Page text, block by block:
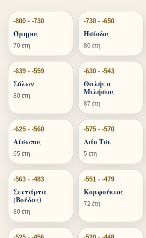
-800 - -730
Όμηρος
70 έτη
-730 - -650
Ησίοδος
80 έτη
-639 - -559
Σόλων
80 έτη
-630 - -543
Θαλής ο
Μιλήσιος
87 έτη
-625 - -560
Αίσωπος
65 έτη
-575 - -570
Λάο Τσε
5 έτη
-563 - -483
Σιντάρτα
(Βούδας)
80 έτη
-551 - -479
Κομφούκιος
72 έτη